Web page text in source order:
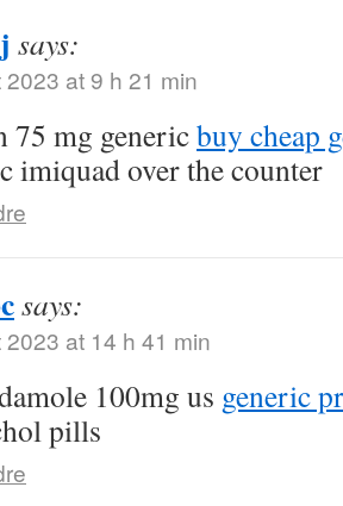
says:
2023 at 9 h 21 min
75 mg genericbuy cheap
imiquad over the counter
says:
2023 at 14 h 41 min
100mg us generic
pills